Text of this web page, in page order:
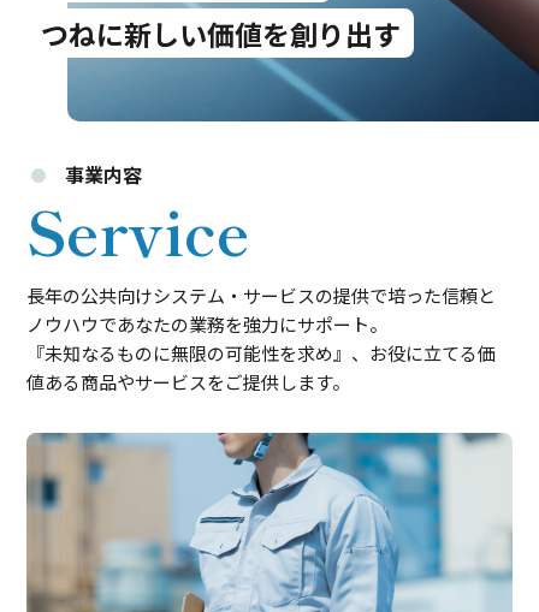
つねに新しい価値を創り出す
事業内容
Service
長年の公共向けシステム・サービスの提供で培った信頼と
ノウハウであなたの業務を強力にサポート。
『未知なるものに無限の可能性を求め』、お役に立てる価
値ある商品やサービスをご提供します。